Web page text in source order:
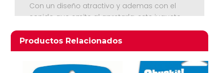
Ver Carrito
Seguir Comprando
Con un diseño atractivo y ademas con el
sonido que emite al apretarla, este juguete
rápidamente. Ideal para perros pequeños
Productos Relacionados
Productos relacionados